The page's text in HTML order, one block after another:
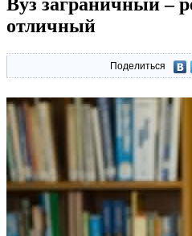
отличный
Поделиться